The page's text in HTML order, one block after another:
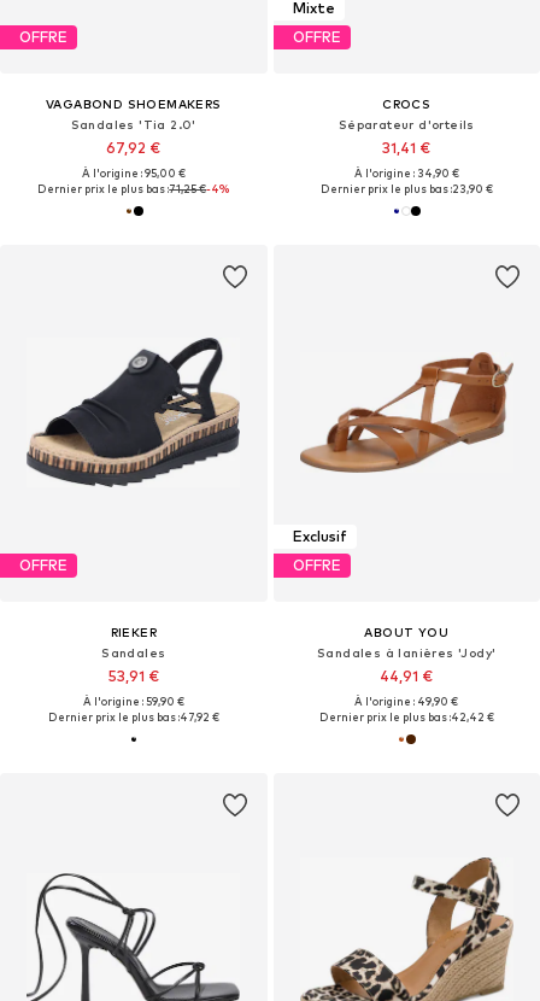
OFFRE
VAGABOND SHOEMAKERS
Sandales 'Tia 2.0'
67,92 €
À l'origine : 95,00 €
Dernier prix le plus bas :71,25 €-4%
Mixte
OFFRE
CROCS
Séparateur d'orteils
31,41 €
À l'origine : 34,90 €
Dernier prix le plus bas :23,90 €
OFFRE
RIEKER
Sandales
53,91 €
À l'origine : 59,90 €
Dernier prix le plus bas :47,92 €
Exclusif
OFFRE
ABOUT YOU
Sandales à lanières 'Jody'
44,91 €
À l'origine : 49,90 €
Dernier prix le plus bas :42,42 €